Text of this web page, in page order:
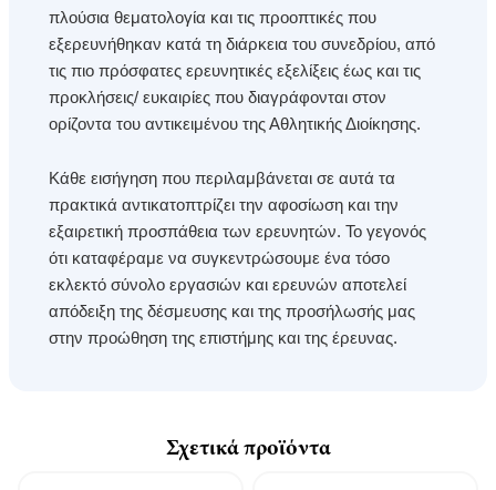
πλούσια θεματολογία και τις προοπτικές που
εξερευνήθηκαν κατά τη διάρκεια του συνεδρίου, από
τις πιο πρόσφατες ερευνητικές εξελίξεις έως και τις
προκλήσεις/ ευκαιρίες που διαγράφονται στον
ορίζοντα του αντικειμένου της Αθλητικής Διοίκησης.
Κάθε εισήγηση που περιλαμβάνεται σε αυτά τα
πρακτικά αντικατοπτρίζει την αφοσίωση και την
εξαιρετική προσπάθεια των ερευνητών. Το γεγονός
ότι καταφέραμε να συγκεντρώσουμε ένα τόσο
εκλεκτό σύνολο εργασιών και ερευνών αποτελεί
απόδειξη της δέσμευσης και της προσήλωσής μας
στην προώθηση της επιστήμης και της έρευνας.
Σχετικά προϊόντα